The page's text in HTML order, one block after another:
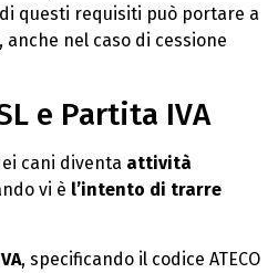
questi requisiti può portare a
, anche nel caso di cessione
e Partita IVA
cani diventa attività
vi è l’intento di trarre
, specificando il codice ATECO